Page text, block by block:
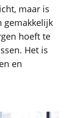
maar is
gemakkelijk
hoeft te
Het is
en